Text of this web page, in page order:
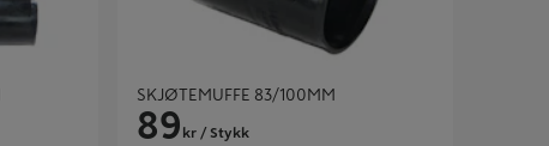
SKJØTEMUFFE 83/100MM
89 kr / Stykk